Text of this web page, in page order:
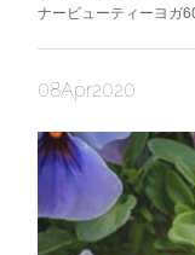
ナービューティーヨガ
08Apr2020